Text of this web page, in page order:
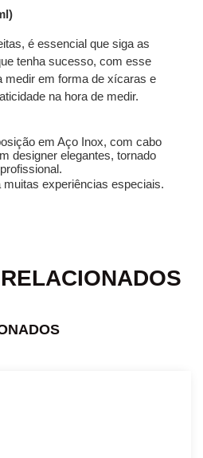
é essencial que siga as
tenha sucesso, com esse
medir em forma de xícaras e
na hora de medir.
em Aço Inox, com cabo
designer elegantes, tornado
experiências especiais.